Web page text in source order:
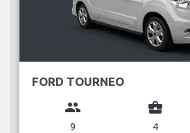
FORD TOURNEO
group
9
business_center
4